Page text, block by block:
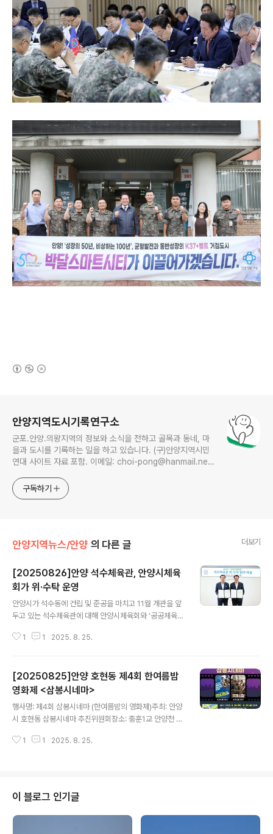
안양지역도시기록연구소
군포.안양.의왕지역의 정보와 소식을 전하고 골목과 동네, 마
을과 도시를 기록하는 일을 하고 있습니다. (구)안양지역시민
연대 사이트 자료 포함. 이메일: choi-pong@hanmail.net
구독하기
안양지역뉴스/안양 의 다른 글 더보기
[20250826]안양 석수체육관, 안양시체육
회가 위·수탁 운영
안양시가 석수동에 건립 및 준공을 마치고 11월 개관을 앞
두고 있는 석수체육관에 대해 안양시체육회와 ‘공공체육시
시청 3층 접견실에서 최대호 안양시장, 박귀종 안양시체육
안구 안양로 498(석수동 279-38, 39)에 부지면적 2천
407㎡, 연면적 7천932㎡의 복합체육시설(지하 2층~
지상 5층)로 행림종합건축사사무소에서 설계했다. 건물은
2023년 4월 착공해 지난 7월 준공을 마쳤으며, 오는 11
월 개관을 앞두고 있다. 체육관에는 만안구에는 두번째의
공공수영장을 비롯해 농구·배드민턴 경기가 가능한 다목적
1 1 2025. 8. 25.
[20250825]안양 호현동 제4회 한여름밤
영화제 <삼봉시네마>
행사명: 제4회 삼봉시네마 (한여름밤의 영화제)주최: 안양
시 호현동 삼봉시네마 추진위원회장소: 충훈1교 안양천 하
영 영화 : 28일(목) 엑시트, 29일(금) 국제시장
1 1 2025. 8. 25.
이 블로그 인기글